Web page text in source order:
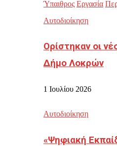
Ύπαιθρος Εργασία
Αυτοδιοίκηση
Ορίστηκαν οι
Δήμο Λοκρών
1 Ιουλίου 2026
Αυτοδιοίκηση
«Ψηφιακή